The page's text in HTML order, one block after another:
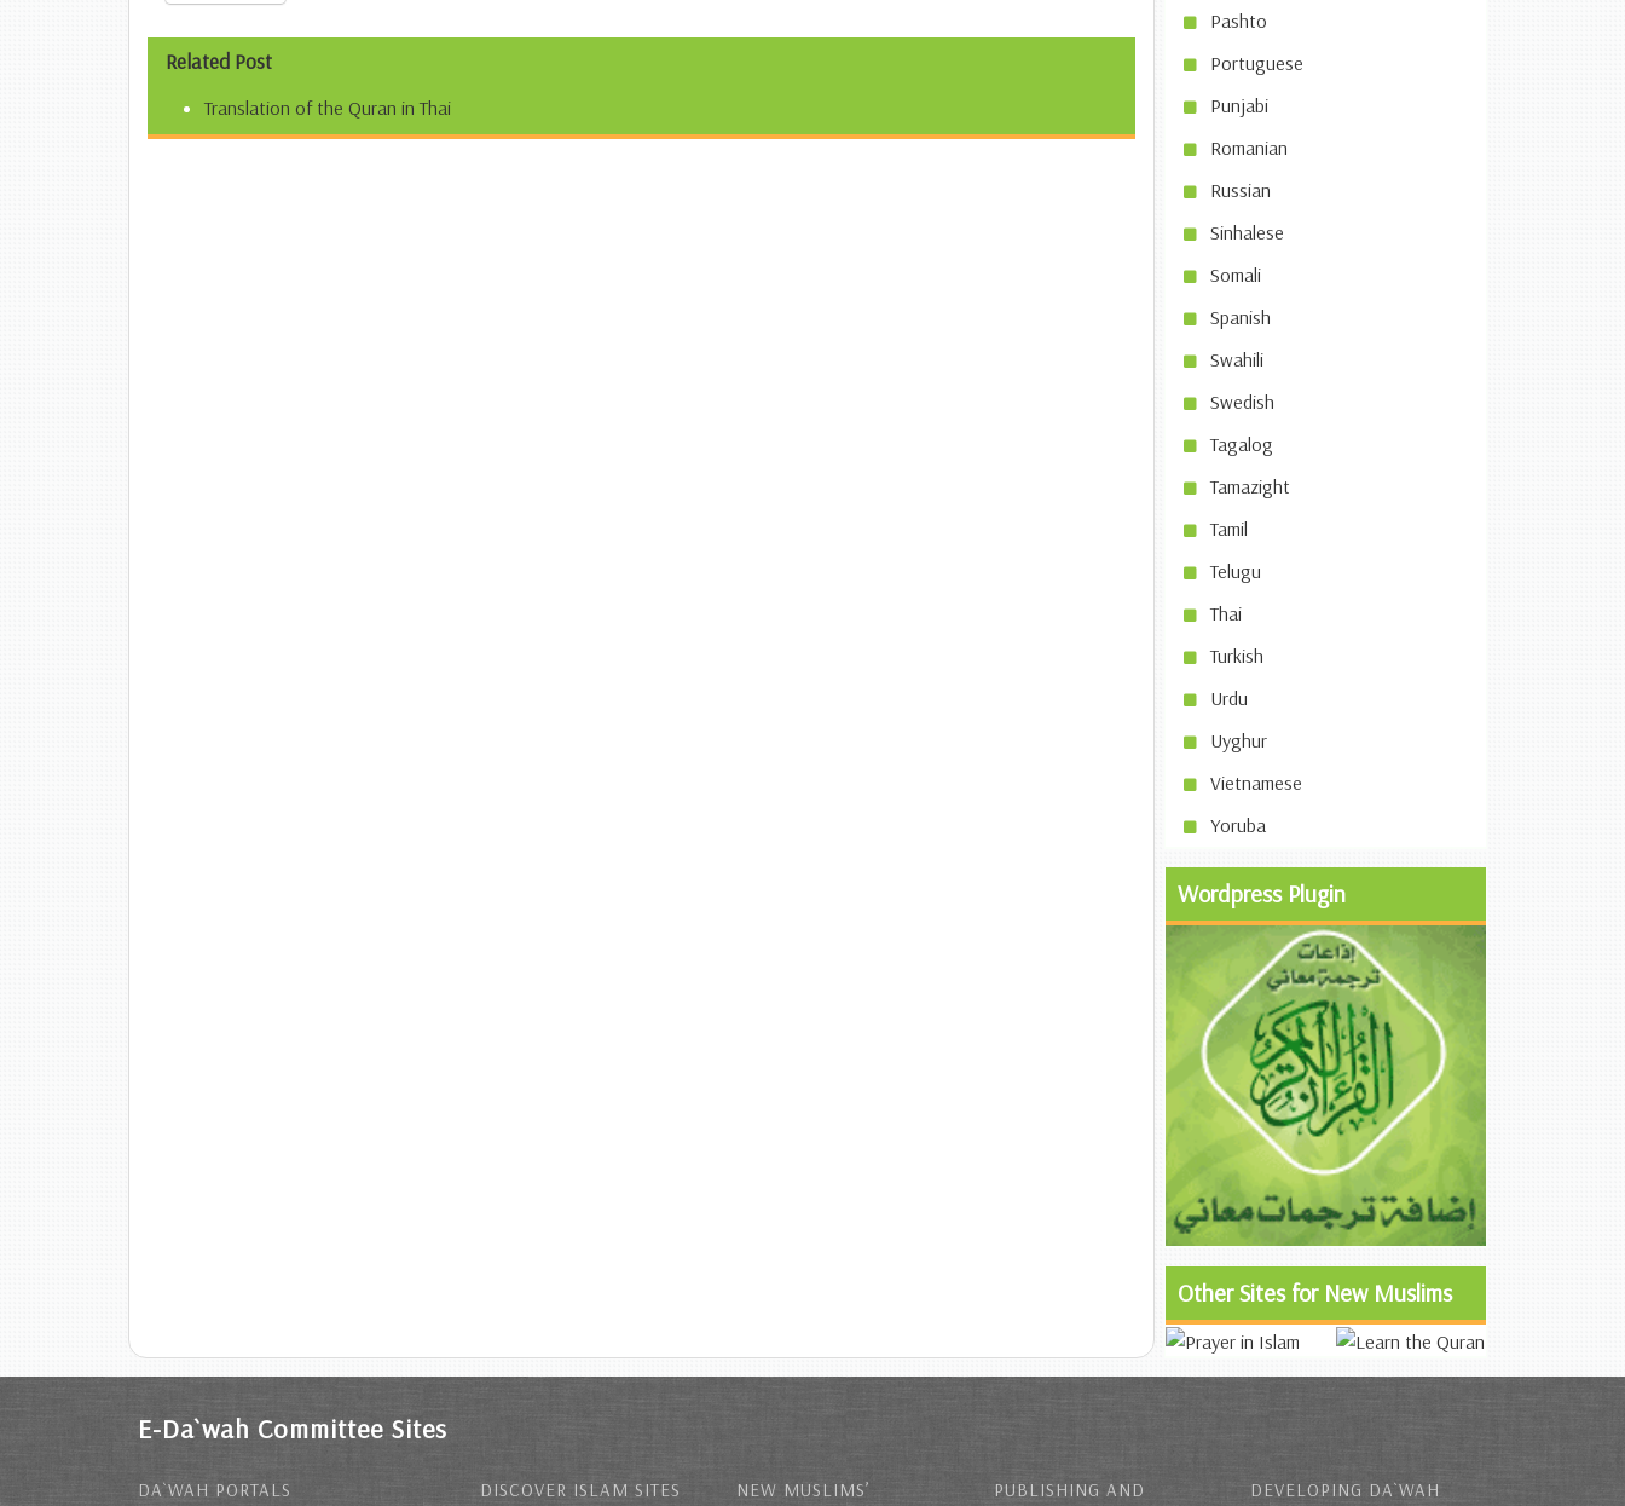
Related Post
Translation of the Quran in Thai
Pashto
Portuguese
Punjabi
Romanian
Russian
Sinhalese
Somali
Spanish
Swahili
Swedish
Tagalog
Tamazight
Tamil
Telugu
Thai
Turkish
Urdu
Uyghur
Vietnamese
Yoruba
Wordpress Plugin
Other Sites for New Muslims
E-Da`wah Committee Sites
DA`WAH PORTALS DISCOVER ISLAM SITES NEW MUSLIMS’ PUBLISHING AND DEVELOPING DA`WAH